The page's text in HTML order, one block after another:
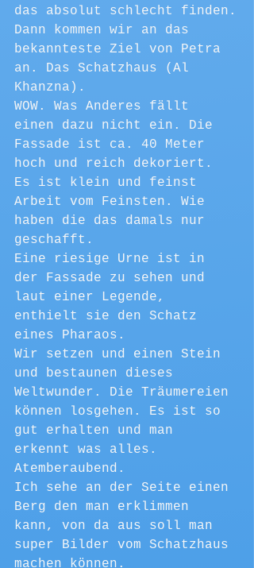
das absolut schlecht finden.
Dann kommen wir an das
bekannteste Ziel von Petra
an. Das Schatzhaus (Al
Khanzna).
WOW. Was Anderes fällt
einen dazu nicht ein. Die
Fassade ist ca. 40 Meter
hoch und reich dekoriert.
Es ist klein und feinst
Arbeit vom Feinsten. Wie
haben die das damals nur
geschafft.
Eine riesige Urne ist in
der Fassade zu sehen und
laut einer Legende,
enthielt sie den Schatz
eines Pharaos.
Wir setzen und einen Stein
und bestaunen dieses
Weltwunder. Die Träumereien
können losgehen. Es ist so
gut erhalten und man
erkennt was alles.
Atemberaubend.
Ich sehe an der Seite einen
Berg den man erklimmen
kann, von da aus soll man
super Bilder vom Schatzhaus
machen können.